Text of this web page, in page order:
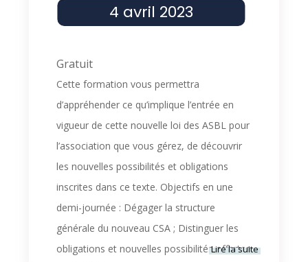
4 avril 2023
Gratuit
Cette formation vous permettra
d’appréhender ce qu’implique l’entrée en
vigueur de cette nouvelle loi des ASBL pour
l’association que vous gérez, de découvrir
les nouvelles possibilités et obligations
inscrites dans ce texte. Objectifs en une
demi-journée : Dégager la structure
générale du nouveau CSA ; Distinguer les
obligations et nouvelles possibilités offertes
Lire la suite